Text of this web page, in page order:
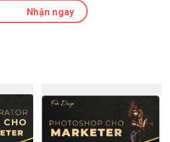
Nhận ngay